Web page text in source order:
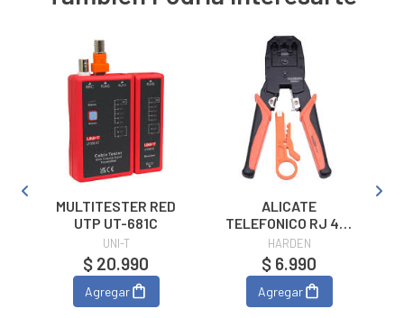
MULTITESTER RED
UTP UT-681C
UNI-T
$ 20.990
Agregar
ALICATE
TELEFONICO RJ 45-
RJ11-RJ9 HARDEN
(660631)
HARDEN
$ 6.990
Agregar